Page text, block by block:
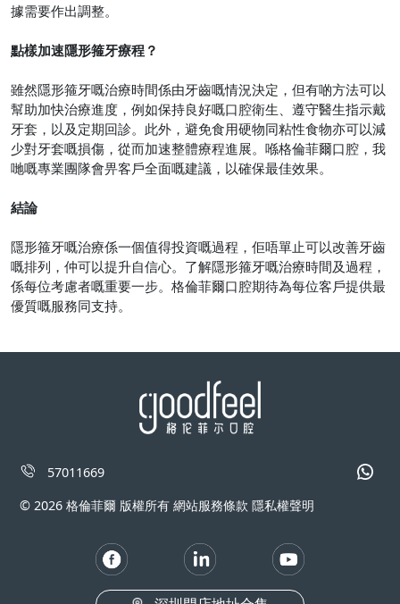
據需要作出調整。
點樣加速隱形箍牙療程？
雖然隱形箍牙嘅治療時間係由牙齒嘅情況決定，但有啲方法可以
幫助加快治療進度，例如保持良好嘅口腔衛生、遵守醫生指示戴
牙套，以及定期回診。此外，避免食用硬物同粘性食物亦可以減
少對牙套嘅損傷，從而加速整體療程進展。喺格倫菲爾口腔，我
哋嘅專業團隊會畀客戶全面嘅建議，以確保最佳效果。
結論
隱形箍牙嘅治療係一個值得投資嘅過程，佢唔單止可以改善牙齒
嘅排列，仲可以提升自信心。了解隱形箍牙嘅治療時間及過程，
係每位考慮者嘅重要一步。格倫菲爾口腔期待為每位客戶提供最
優質嘅服務同支持。
57011669
© 2026 格倫菲爾 版權所有 網站服務條款 隱私權聲明